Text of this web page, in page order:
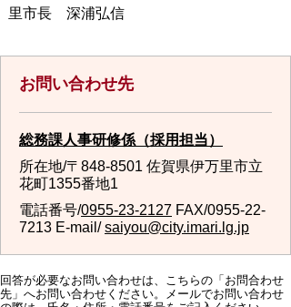
里市長 深浦弘信
お問い合わせ先
総務課人事研修係（採用担当）
所在地/〒848-8501 佐賀県伊万里市立
花町1355番地1
電話番号/0955-23-2127 FAX/0955-22-
7213 E-mail/saiyou@city.imari.lg.jp
回答が必要なお問い合わせは、こちらの「お問合わせ
先」へお問い合わせください。メールでお問い合わせ